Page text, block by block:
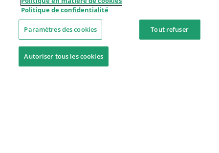
Politique de confidentialité
Paramètres des cookies Tout refuser
Autoriser tous les cookies